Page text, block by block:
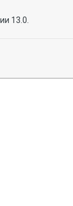
13.0.